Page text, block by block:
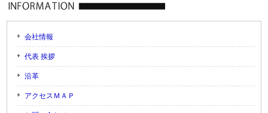
会社情報
代表 挨拶
沿革
アクセスＭＡＰ